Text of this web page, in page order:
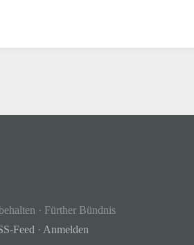
· Fürther Bündnis
Feed · Anmelden